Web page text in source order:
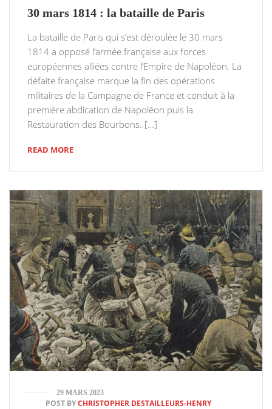
30 mars 1814 : la bataille de Paris
La bataille de Paris qui s’est déroulée le 30 mars
1814 a opposé l’armée française aux forces
européennes alliées contre l’Empire de Napoléon. La
défaite française marque la fin des opérations
militaires de la Campagne de France et conduit à la
première abdication de Napoléon puis la
Restauration des Bourbons. […]
READ MORE
29 MARS 2023
POST BYCHRISTOPHER DESTAILLEURS-HENRY